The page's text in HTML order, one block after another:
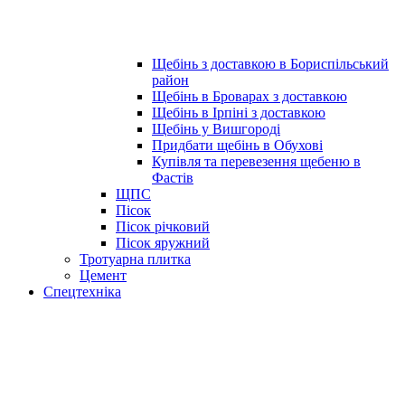
Щебінь з доставкою в Бориспільський
район
Щебінь в Броварах з доставкою
Щебінь в Ірпіні з доставкою
Щебінь у Вишгороді
Придбати щебінь в Обухові
Купівля та перевезення щебеню в
Фастів
ЩПС
Пісок
Пісок річковий
Пісок яружний
Тротуарна плитка
Цемент
Спецтехніка